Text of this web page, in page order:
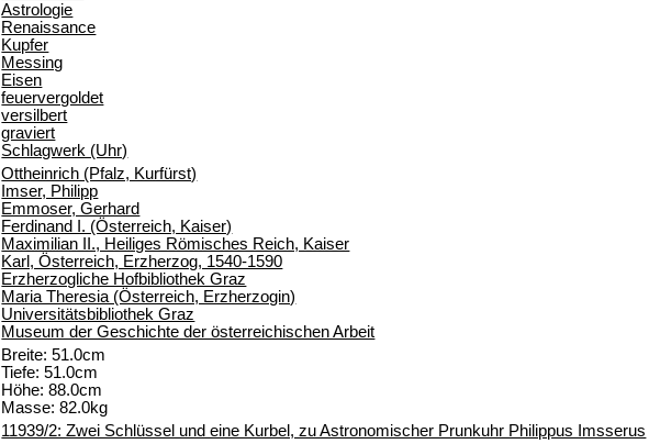
Astrologie
Renaissance
Kupfer
Messing
Eisen
feuervergoldet
versilbert
graviert
Schlagwerk (Uhr)
Ottheinrich (Pfalz, Kurfürst)
Imser, Philipp
Emmoser, Gerhard
Ferdinand I. (Österreich, Kaiser)
Maximilian II., Heiliges Römisches Reich, Kaiser
Karl, Österreich, Erzherzog, 1540-1590
Erzherzogliche Hofbibliothek Graz
Maria Theresia (Österreich, Erzherzogin)
Universitätsbibliothek Graz
Museum der Geschichte der österreichischen Arbeit
Breite: 51.0cm
Tiefe: 51.0cm
Höhe: 88.0cm
Masse: 82.0kg
11939/2: Zwei Schlüssel und eine Kurbel, zu Astronomischer Prunkuhr Philippus Imsserus